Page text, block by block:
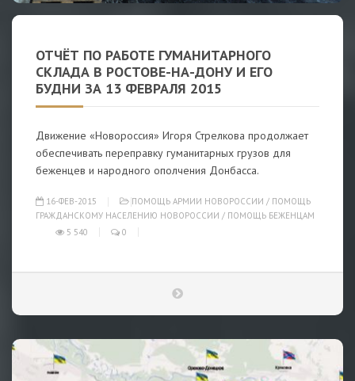
ОТЧЁТ ПО РАБОТЕ ГУМАНИТАРНОГО
СКЛАДА В РОСТОВЕ-НА-ДОНУ И ЕГО
БУДНИ ЗА 13 ФЕВРАЛЯ 2015
Движение «Новороссия» Игоря Стрелкова продолжает
обеспечивать переправку гуманитарных грузов для
беженцев и народного ополчения Донбасса.
16-ФЕВ-2015 ПОМОЩЬ АРМИИ НОВОРОССИИ / ПОМОЩЬ
ГРАЖДАНСКОМУ НАСЕЛЕНИЮ НОВОРОССИИ / ПОМОЩЬ БЕЖЕНЦАМ
5 540
0